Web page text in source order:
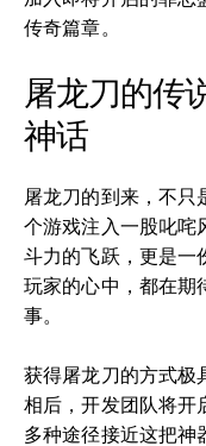
传奇篇章。
屠龙刀的传
神话
屠龙刀的到来，不只
个游戏注入一股叱咤
斗力的飞跃，更是一
玩家的心中，都在期
事。
获得屠龙刀的方式极
相后，开发团队将开
多种途径接近这把神